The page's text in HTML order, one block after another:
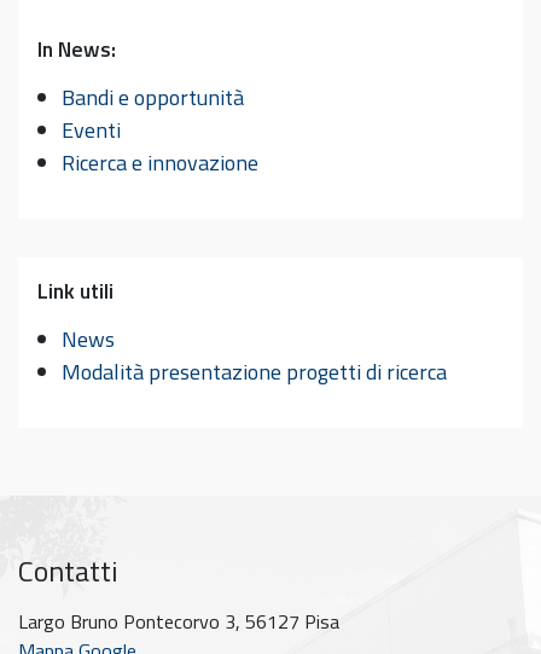
In News:
Bandi e opportunità
Eventi
Ricerca e innovazione
Link utili
News
Modalità presentazione progetti di ricerca
Contatti
Largo Bruno Pontecorvo 3, 56127 Pisa